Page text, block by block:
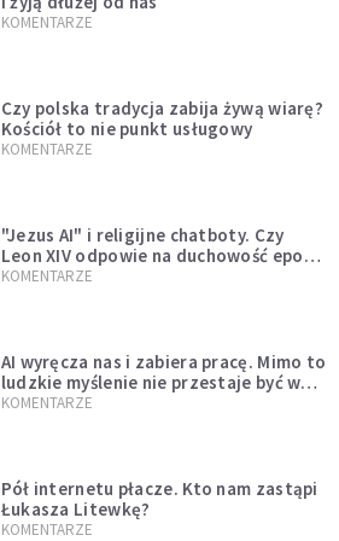
KOMENTARZE
Czy polska tradycja zabija żywą wiarę?
Kościół to nie punkt usługowy
KOMENTARZE
"Jezus AI" i religijne chatboty. Czy
Leon XIV odpowie na duchowość epoki
sztucznej inteligencji?
KOMENTARZE
AI wyręcza nas i zabiera pracę. Mimo to
ludzkie myślenie nie przestaje być w
cenie
KOMENTARZE
Pół internetu płacze. Kto nam zastąpi
Łukasza Litewkę?
KOMENTARZE